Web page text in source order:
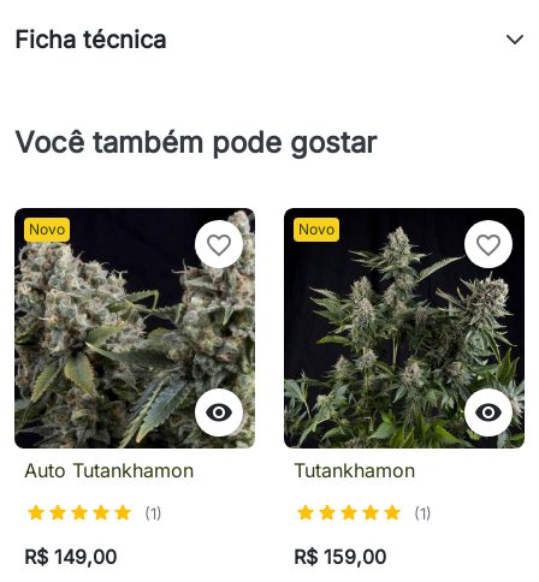
Ficha técnica
Você também pode gostar
Novo

favorite_border
Auto Tutankhamon
(1)
R$ 149,00
Novo

favorite_border
Tutankhamon
(1)
R$ 159,00